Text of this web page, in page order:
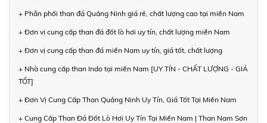
+ Phân phối than đá Quảng Ninh giá rẻ, chất lượng cao tại miền Nam
+ Đơn vị cung cấp than đá đốt lò hơi uy tín, chất lượng miền Nam
+ Đơn vị cung cấp than đá miền Nam uy tín, giá tốt, chất lượng
+ Nhà cung cấp than Indo tại miền Nam [UY TÍN - CHẤT LƯỢNG - GIÁ
TỐT]
+ Đơn Vị Cung Cấp Than Quảng Ninh Uy Tín, Giá Tốt Tại Miền Nam
+ Cung Cấp Than Đá Đốt Lò Hơi Uy Tín Tại Miền Nam | Than Nam Sơn